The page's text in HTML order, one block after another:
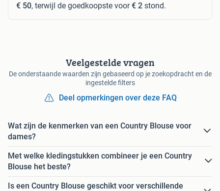
€ 50, terwijl de goedkoopste voor€ 2 stond.
Veelgestelde vragen
De onderstaande waarden zijn gebaseerd op je zoekopdracht en de
ingestelde filters
Deel opmerkingen over deze FAQ
Wat zijn de kenmerken van een Country Blouse voor
dames?
Met welke kledingstukken combineer je een Country
Blouse het beste?
Is een Country Blouse geschikt voor verschillende